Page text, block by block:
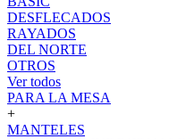
DESFLECADOS
RAYADOS
DEL NORTE
OTROS
Ver todos
PARA LA MESA
+
MANTELES